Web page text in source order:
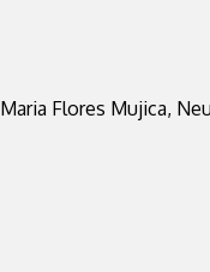
Flores Mujica,